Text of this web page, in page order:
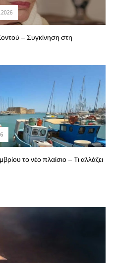
– Συγκίνηση στη
το νέο πλαίσιο – Τι αλλάζει